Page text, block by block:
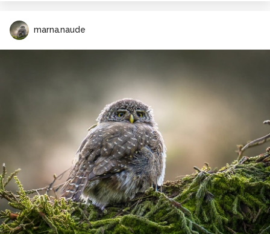
marna.naude